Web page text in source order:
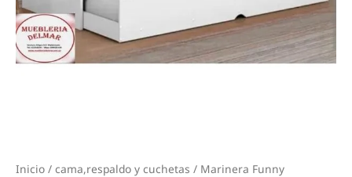
Inicio / cama,respaldo y cuchetas / Marinera Funny